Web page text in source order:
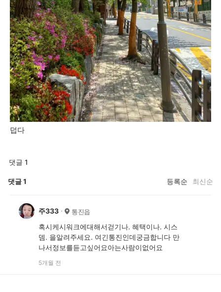
덥다
댓글 1
댓글1 등록순 최신순
주333 통진읍
혹시케시워크에대해서걷기나. 혜택이나. 시스
뎀. 을알려주세요. 여긴통진인데궁금합니다 만
나서정보를듣고싶어요아는사람이없어요
5개월 전